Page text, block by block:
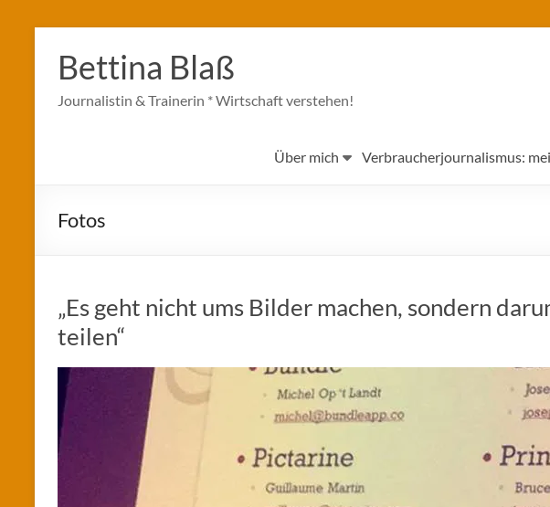
Inhalt
springen
Bettina Blaß
Journalistin & Trainerin * Wirtschaft verstehen!
Über mich Verbraucherjournalismus:
Fotos
„Es geht nicht ums Bilder machen, sondern
teilen“